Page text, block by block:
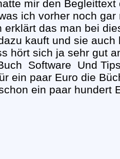
mir den
ich vorher noch
erklärt das man bei
kauft und sie auch
hört sich ja sehr gut
Software Und
ein paar Euro die
ein paar hundert